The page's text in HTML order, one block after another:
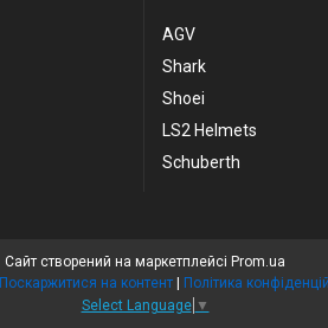
AGV
Shark
Shoei
LS2 Helmets
Schuberth
Сайт створений на маркетплейсі Prom.ua
Поскаржитися на контент
Політика
Select Language ▼